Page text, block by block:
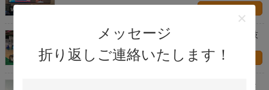
メッセージ
折り返しご連絡いたします！
お問い合わせ
耐候性があるIP65屋外の導かれたビデオ壁P8の競技
場LEDは選別する
お問い合わせ
P10 HDのFramelessビデオ壁P8ピクセル ピッチ モ